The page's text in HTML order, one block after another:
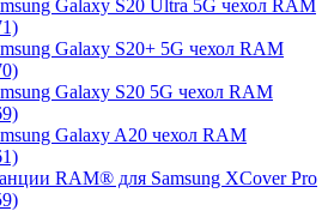
Galaxy S20 Ultra 5G чехол RAM
Galaxy S20+ 5G чехол RAM
Galaxy S20 5G чехол RAM
Galaxy A20 чехол RAM
RAM® для Samsung XCover Pro